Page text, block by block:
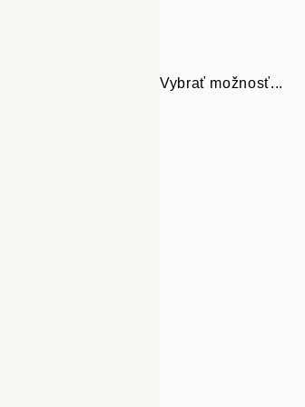
Vybrať možnosť...